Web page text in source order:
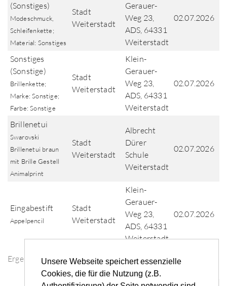
Unsere Webseite speichert essenzielle
Cookies, die für die Nutzung (z.B.
Ergebnisse der Fundsuche
(Sonstiges)
Modeschmuck,
Schleifenkette;
Material: Sonstiges
Stadt
Weiterstadt
Gerauer-
Weg 23,
ADS, 64331
Weiterstadt
02.07.2026
Sonstiges
(Sonstige)
Brillenkette;
Marke: Sonstige;
Farbe: Sonstige
Stadt
Weiterstadt
Klein-
Gerauer-
Weg 23,
ADS, 64331
Weiterstadt
02.07.2026
Brillenetui
Swarovski
Brillenetui braun
mit Brille Gestell
Animalprint
Stadt
Weiterstadt
Albrecht
Dürer
Schule
Weiterstadt
02.07.2026
Eingabestift
Appelpencil
Stadt
Weiterstadt
Klein-
Gerauer-
Weg 23,
ADS, 64331
Weiterstadt
02.07.2026